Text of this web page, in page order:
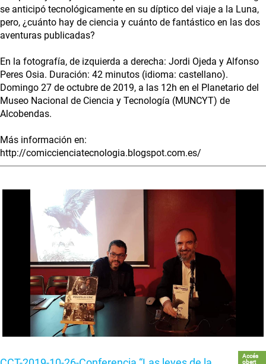
se anticipó tecnológicamente en su díptico del viaje a la Luna,
pero, ¿cuánto hay de ciencia y cuánto de fantástico en las dos
aventuras publicadas?
En la fotografía, de izquierda a derecha: Jordi Ojeda y Alfonso
Peres Osia. Duración: 42 minutos (idioma: castellano).
Domingo 27 de octubre de 2019, a las 12h en el Planetario del
Museo Nacional de Ciencia y Tecnología (MUNCYT) de
Alcobendas.
Más información en:
http://comiccienciatecnologia.blogspot.com.es/
Accés
obert